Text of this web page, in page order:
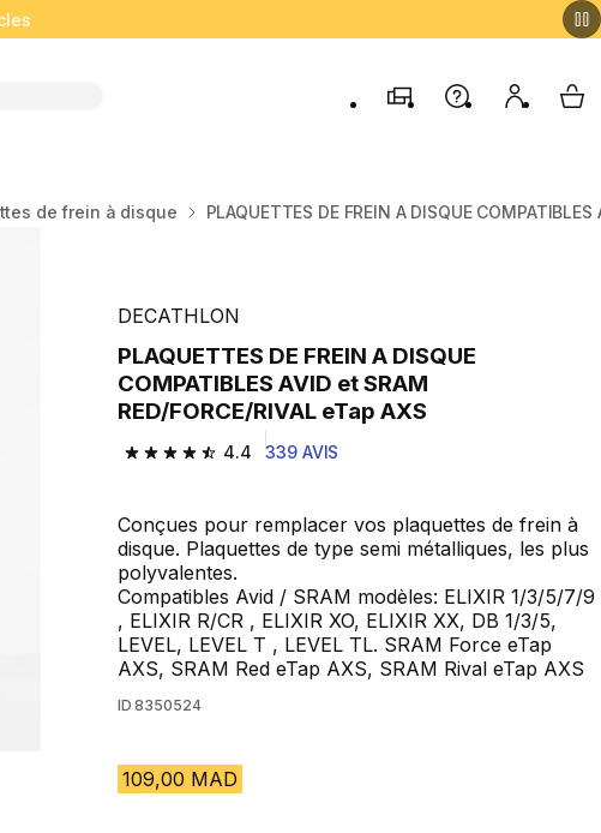
MagasinsAide Mon My
de frein à disque PLAQUETTES DE FREIN A DISQUE
DECATHLON
PLAQUETTES DE FREIN A DISQUE
COMPATIBLES AVID et SRAM
RED/FORCE/RIVAL eTap AXS
4.4
4.4 out of 5 stars from 339 reviews
339 AVIS
Conçues pour remplacer vos plaquettes de frein à
disque. Plaquettes de type semi métalliques, les plus
polyvalentes.
Compatibles Avid / SRAM modèles: ELIXIR 1/3/5/7/9
, ELIXIR R/CR , ELIXIR XO, ELIXIR XX, DB 1/3/5,
LEVEL, LEVEL T , LEVEL TL. SRAM Force eTap
AXS, SRAM Red eTap AXS, SRAM Rival eTap AXS
ID 8350524
109,00 MAD